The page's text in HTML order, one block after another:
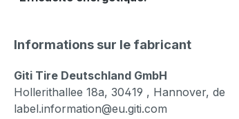
Informations sur le fabricant
Giti Tire Deutschland GmbH
Hollerithallee 18a, 30419 , Hannover, de
label.information@eu.giti.com